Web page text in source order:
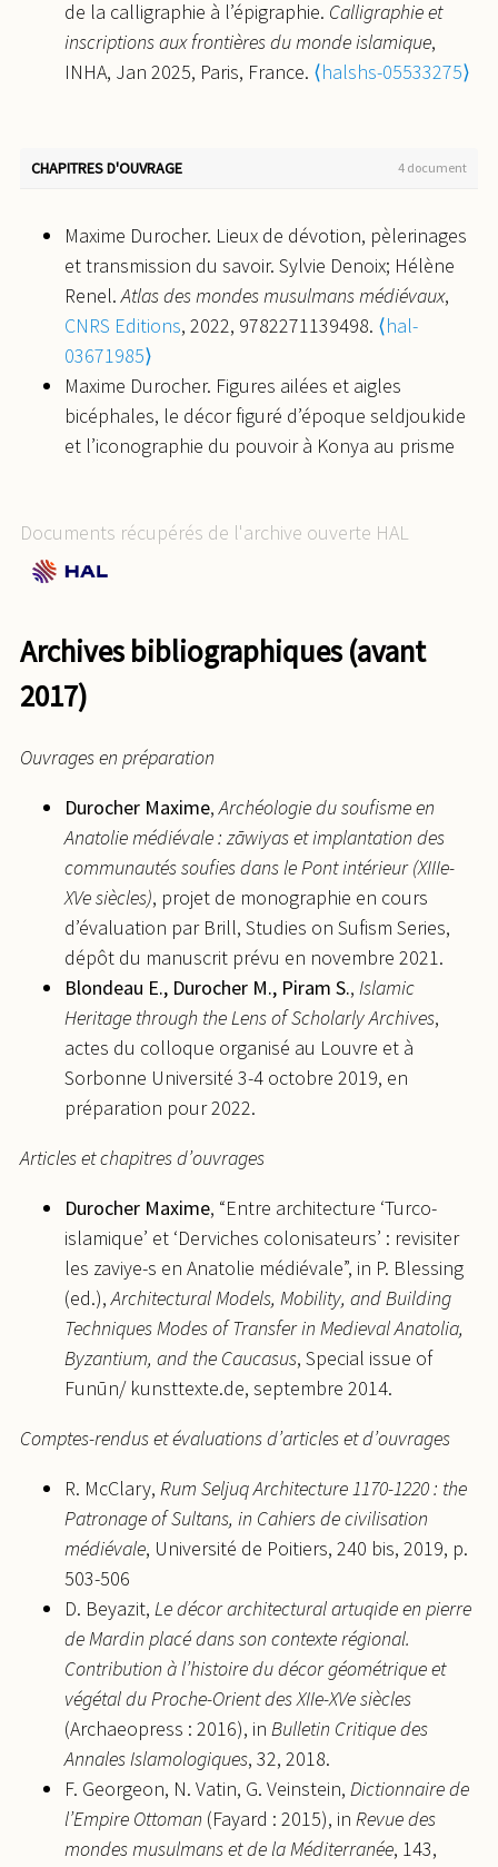
de la calligraphie à l’épigraphie. Calligraphie et
inscriptions aux frontières du monde islamique,
INHA, Jan 2025, Paris, France. ⟨halshs-05533275⟩
CHAPITRES D'OUVRAGE 4 document
Maxime Durocher. Lieux de dévotion, pèlerinages
et transmission du savoir. Sylvie Denoix; Hélène
Renel.Atlas des mondes musulmans médiévaux,
CNRS Editions, 2022, 9782271139498. ⟨hal-
03671985⟩
Maxime Durocher. Figures ailées et aigles
bicéphales, le décor figuré d’époque seldjoukide
et l’iconographie du pouvoir à Konya au prisme
pouvoir,Peter Lang, 2021, 9782807613706.
03671988⟩
Associations in Medieval Anatolia. Ridgeon, L.
Javanmardi : The Ethics and Practice of Persianate
Perfection
03686424⟩
Maxime Durocher. Ṭāzya : A Fourteenth Century
Rural Complex and Its Chronology. Michele
Bernardini; Alessandro Taddei.15th International
Congress of Turkish Art, Università di Napoli
L’Orientale, pp.263-277, 2018, 978-975-17-4114-1.
⟨hal-03423588⟩
Documents récupérés de l'archive ouverte HAL
Archives bibliographiques (avant
2017)
Ouvrages en préparation
Durocher Maxime,Archéologie du soufisme en
Anatolie médiévale : zāwiyas et implantation des
communautés soufies dans le Pont intérieur (XIIIe-
XVe siècles), projet de monographie en cours
d’évaluation par Brill, Studies on Sufism Series,
dépôt du manuscrit prévu en novembre 2021.
Blondeau E., Durocher M., Piram S., Islamic
Heritage through the Lens of Scholarly Archives,
actes du colloque organisé au Louvre et à
Sorbonne Université 3-4 octobre 2019, en
préparation pour 2022.
Articles et chapitres d’ouvrages
Durocher Maxime, “Entre architecture ‘Turco-
islamique’ et ‘Derviches colonisateurs’ : revisiter
les zaviye-s en Anatolie médiévale”, in P. Blessing
(ed.),Architectural Models, Mobility, and Building
Techniques Modes of Transfer in Medieval Anatolia,
Byzantium, and the Caucasus, Special issue of
Funūn/ kunsttexte.de, septembre 2014.
Comptes-rendus et évaluations d’articles et d’ouvrages
R. McClary, Rum Seljuq Architecture 1170-1220 : the
Patronage of Sultans, in Cahiers de civilisation
médiévale, Université de Poitiers, 240 bis, 2019, p.
503-506
D. Beyazit, Le décor architectural artuqide en pierre
de Mardin placé dans son contexte régional.
Contribution à l’histoire du décor géométrique et
végétal du Proche-Orient des XIIe-XVe siècles
(Archaeopress : 2016), in Bulletin Critique des
Annales Islamologiques, 32, 2018.
F. Georgeon, N. Vatin, G. Veinstein, Dictionnaire de
l’Empire Ottoman (Fayard : 2015), in Revue des
mondes musulmans et de la Méditerranée, 143,